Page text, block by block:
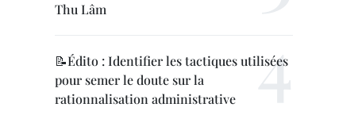
Thu Lâm
📝Édito : Identifier les tactiques utilisées
pour semer le doute sur la
rationnalisation administrative